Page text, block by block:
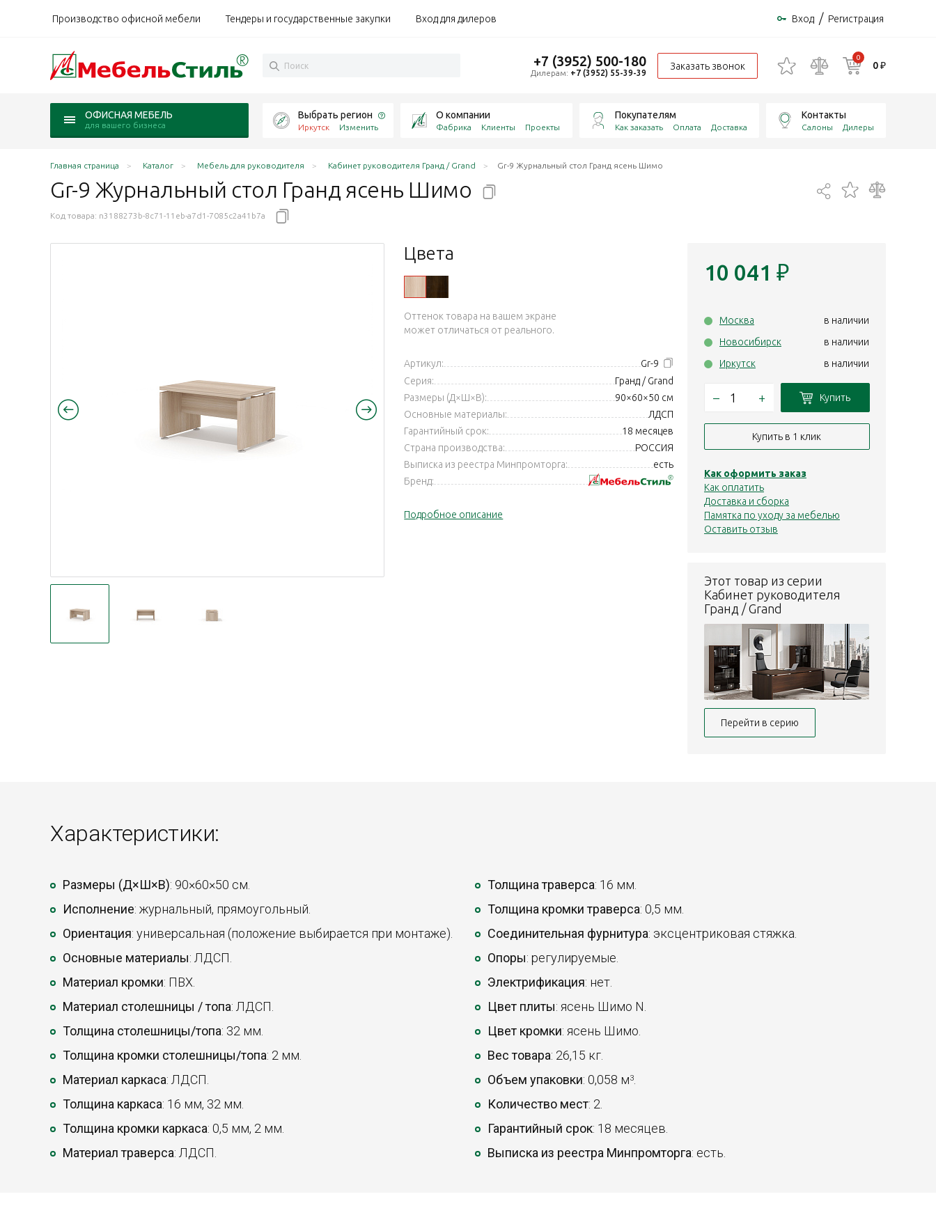
Производство офисной мебели Тендеры и государственные закупки Вход для дилеров Вход / Регистрация
+7 (3952) 500-180
Дилерам: +7 (3952) 55-39-39
Заказать звонок
0
0 ₽
ОФИСНАЯ МЕБЕЛЬ
для вашего бизнеса
Выбрать регион
Иркутск Изменить
О компании
Фабрика Клиенты Проекты
Покупателям
Как заказать Оплата Доставка
Контакты
Салоны Дилеры
Главная страница Каталог Мебель для руководителя Кабинет руководителя Гранд / Grand Gr-9 Журнальный стол Гранд ясень Шимо
Gr-9 Журнальный стол Гранд ясень Шимо
Код товара: n3188273b-8c71-11eb-a7d1-7085c2a41b7a
Цвета
Оттенок товара на вашем экране
может отличаться от реального.
Артикул:
Gr-9
Серия:
Гранд / Grand
Размеры (Д×Ш×В):
90×60×50 см
Основные материалы:
ЛДСП
Гарантийный срок:
18 месяцев
Страна производства:
РОССИЯ
Выписка из реестра Минпромторга:
есть
Бренд:
Подробное описание
10 041 ₽
Москва
в наличии
Новосибирск
в наличии
Иркутск
в наличии
– + Купить
Купить в 1 клик
Как оформить заказ
Как оплатить
Доставка и сборка
Памятка по уходу за мебелью
Оставить отзыв
Этот товар из серии
Кабинет руководителя
Гранд / Grand
Перейти в серию
Характеристики:
Размеры (Д×Ш×В): 90×60×50 см.
Исполнение: журнальный, прямоугольный.
Ориентация: универсальная (положение выбирается при монтаже).
Основные материалы: ЛДСП.
Материал кромки: ПВХ.
Материал столешницы / топа: ЛДСП.
Толщина столешницы/топа: 32 мм.
Толщина кромки столешницы/топа: 2 мм.
Материал каркаса: ЛДСП.
Толщина каркаса: 16 мм, 32 мм.
Толщина кромки каркаса: 0,5 мм, 2 мм.
Материал траверса: ЛДСП.
Толщина траверса: 16 мм.
Толщина кромки траверса: 0,5 мм.
Соединительная фурнитура: эксцентриковая стяжка.
Опоры: регулируемые.
Электрификация: нет.
Цвет плиты: ясень Шимо N.
Цвет кромки: ясень Шимо.
Вес товара: 26,15 кг.
Объем упаковки: 0,058 м3.
Количество мест: 2.
Гарантийный срок: 18 месяцев.
Выписка из реестра Минпромторга: есть.